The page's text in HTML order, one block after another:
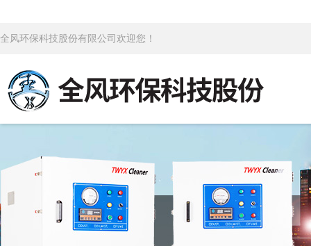
全风环保科技股份有限公司欢迎您！